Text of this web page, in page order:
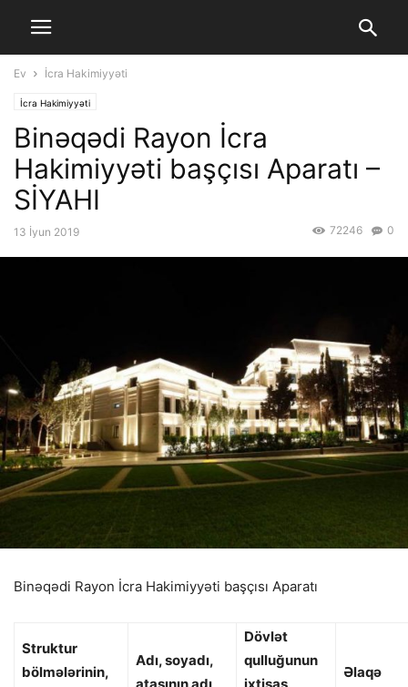
Ev İcra Hakimiyyəti
İcra Hakimiyyəti
Binəqədi Rayon İcra
Hakimiyyəti başçısı Aparatı –
SİYAHI
13 İyun 2019 0
72246
Binəqədi Rayon İcra Hakimiyyəti başçısı Aparatı
Struktur
bölmələrinin,
Adı, soyadı,
Dövlət
qulluğunun
Əlaqə